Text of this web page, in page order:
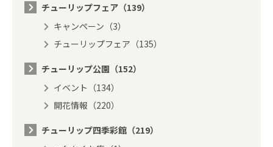
チューリップフェア（139）
キャンペーン（3）
チューリップフェア（135）
チューリップ公園（152）
イベント（134）
開花情報（220）
チューリップ四季彩館（219）